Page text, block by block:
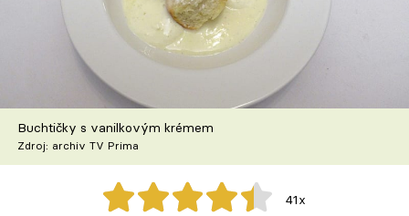
TV Program
Škola vaření
Recepty z TV
Speciál: Cuketa
Těhotnej kuchař
Buchtičky s vanilkovým krémem
Zdroj: archiv TV Prima
41x